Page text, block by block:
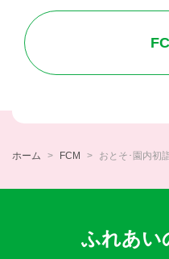
ホーム FCM おとそ･園内初
ふれあい